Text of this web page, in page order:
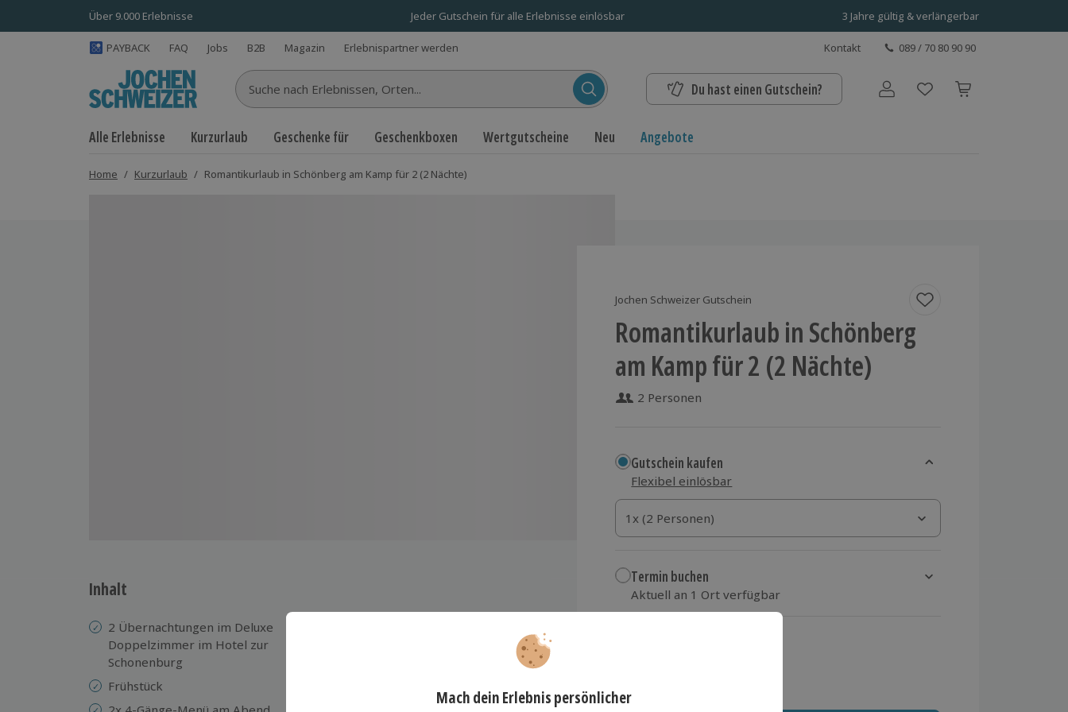
Über 9.000 Erlebnisse Jeder Gutschein für alle Erlebnisse einlösbar 3 Jahre gültig & verlängerbar
PAYBACK FAQ Jobs B2B Magazin Erlebnispartner werden Kontakt 089 / 70 80 90 90
Suche nach Erlebnissen... Du hast einen Gutschein? Benutzerkonto
Alle Erlebnisse Kurzurlaub Geschenke für Geschenkboxen Wertgutscheine Neu Angebote
Home / Kurzurlaub / Romantikurlaub in Schönberg am Kamp für 2 (2 Nächte)
Jochen Schweizer Gutschein
Romantikurlaub in Schönberg
am Kamp für 2 (2 Nächte)
2 Personen
Gutschein kaufen
Flexibel einlösbar
1x (2 Personen)
1x (2 Personen)
1x (2 Personen)
Termin buchen
Aktuell an 1 Ort verfügbar
Inhalt
2 Übernachtungen im Deluxe
Doppelzimmer im Hotel zur
Schonenburg
Frühstück
Romantisch dekoriertes Zimmer